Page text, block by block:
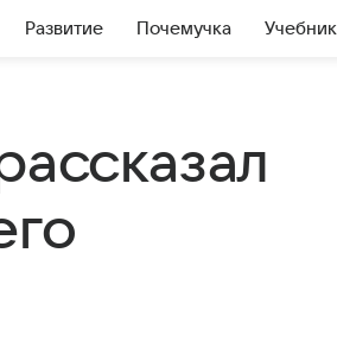
Развитие Почемучка Учебник